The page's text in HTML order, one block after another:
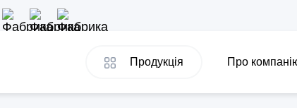
Продукція Про